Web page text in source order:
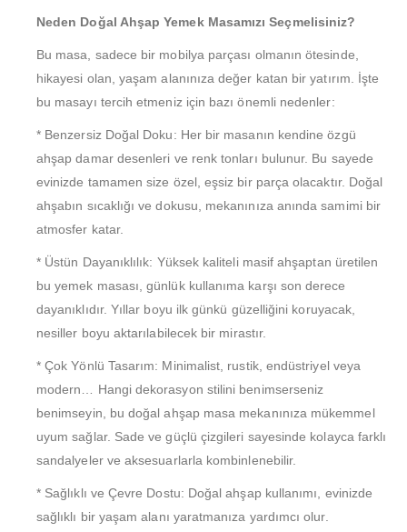
Neden Doğal Ahşap Yemek Masamızı Seçmelisiniz?
Bu masa, sadece bir mobilya parçası olmanın ötesinde,
hikayesi olan, yaşam alanınıza değer katan bir yatırım. İşte
bu masayı tercih etmeniz için bazı önemli nedenler:
* Benzersiz Doğal Doku: Her bir masanın kendine özgü
ahşap damar desenleri ve renk tonları bulunur. Bu sayede
evinizde tamamen size özel, eşsiz bir parça olacaktır. Doğal
ahşabın sıcaklığı ve dokusu, mekanınıza anında samimi bir
atmosfer katar.
* Üstün Dayanıklılık: Yüksek kaliteli masif ahşaptan üretilen
bu yemek masası, günlük kullanıma karşı son derece
dayanıklıdır. Yıllar boyu ilk günkü güzelliğini koruyacak,
nesiller boyu aktarılabilecek bir mirastır.
* Çok Yönlü Tasarım: Minimalist, rustik, endüstriyel veya
modern… Hangi dekorasyon stilini benimserseniz
benimseyin, bu doğal ahşap masa mekanınıza mükemmel
uyum sağlar. Sade ve güçlü çizgileri sayesinde kolayca farklı
sandalyeler ve aksesuarlarla kombinlenebilir.
* Sağlıklı ve Çevre Dostu: Doğal ahşap kullanımı, evinizde
sağlıklı bir yaşam alanı yaratmanıza yardımcı olur.